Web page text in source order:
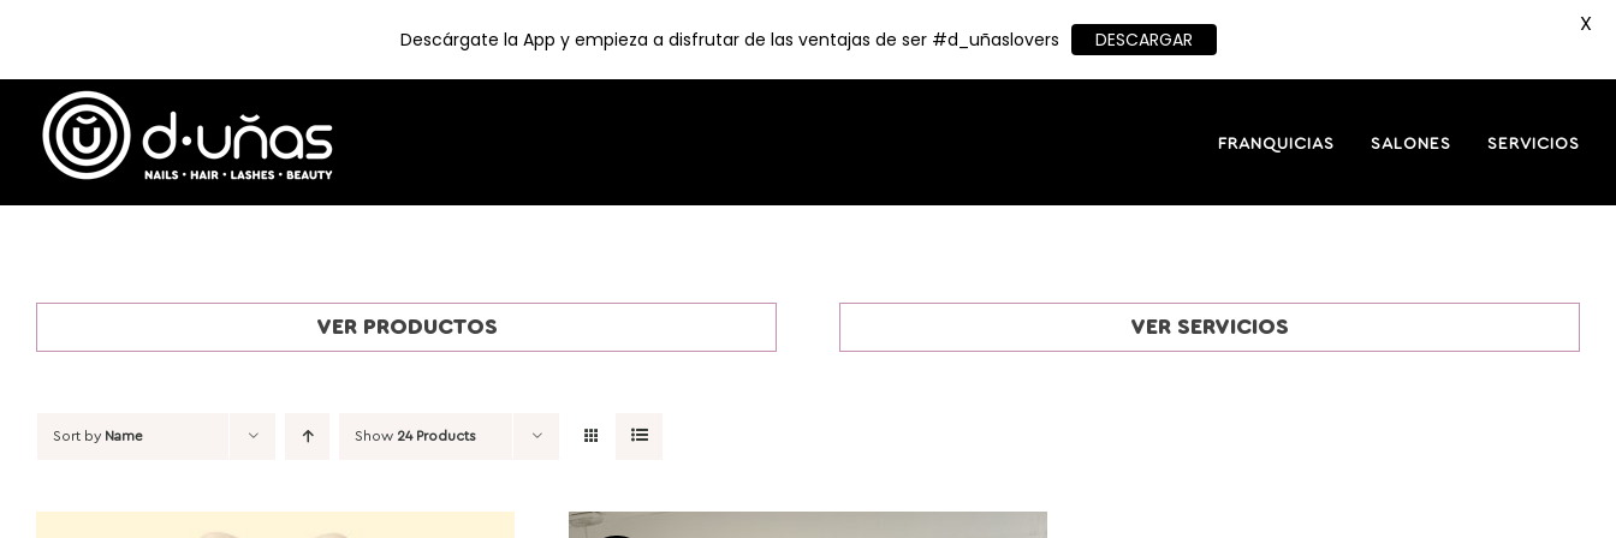
content
FRANQUICIAS SALONES SERVICIOS
VER PRODUCTOS VER SERVICIOS
Sort by Name Show 24 Products
Descárgate la App y empieza a disfrutar de las ventajas de ser #d_uñaslovers DESCARGAR
X